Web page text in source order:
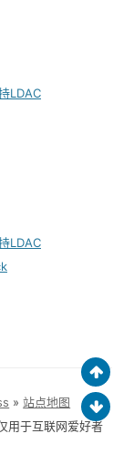
LDAC
LDAC
»站点地图
用于互联网爱好者